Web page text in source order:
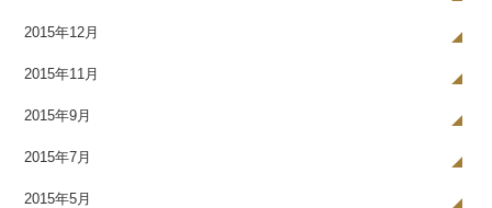
2015年12月
2015年11月
2015年9月
2015年7月
2015年5月